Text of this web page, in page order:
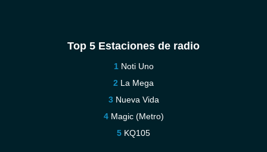
Top 5 Estaciones de radio
Noti Uno
La Mega
Nueva Vida
Magic (Metro)
KQ105